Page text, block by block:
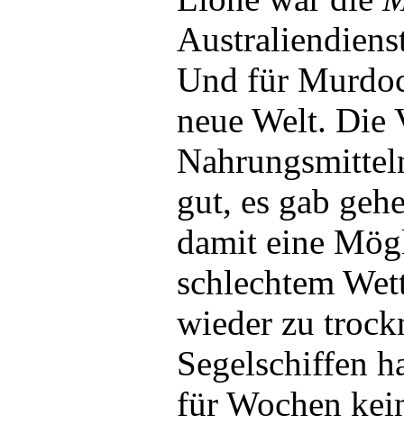
Und für
neue Welt. Die
gut, es gab
damit eine
schlechtem
wieder zu
Segelschiffen
für Wochen